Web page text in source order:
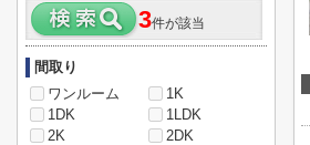
3件が該当
間取り
ワンルーム
1K
1DK
1LDK
2K
2DK